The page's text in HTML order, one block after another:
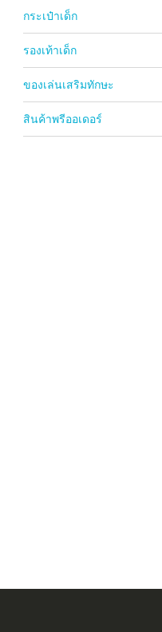
กระเป๋าเด็ก
รองเท้าเด็ก
ของเล่นเสริมทักษะ
สินค้าพรีออเดอร์